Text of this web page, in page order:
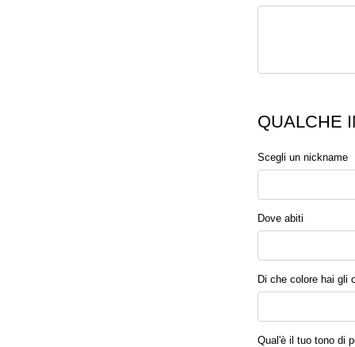
QUALCHE
Scegli un nickname
Dove abiti
Di che colore hai gli
Qual'è il tuo tono di